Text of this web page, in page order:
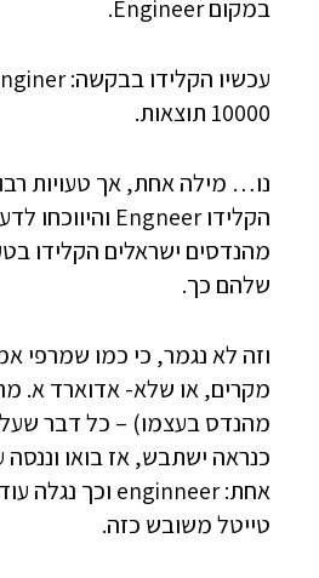
במקום Engineer.
10000 תוצאות.
נו… מילה אחת, אך טעויות
מהנדסים ישראלים הקלידו
שלהם כך.
וזה לא נגמר, כי כמו שמרפי
מקרים, או שלא- אדוארד א.
מהנדס בעצמו) – כל דבר
כנראה ישתבש, אז בואו וננסה
טייטל משובש כזה.